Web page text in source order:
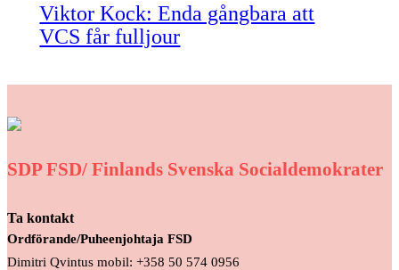
Viktor Kock: Enda gångbara att
VCS får fulljour
SDP FSD/ Finlands Svenska Socialdemokrater
Ta kontakt
Ordförande/Puheenjohtaja FSD
Dimitri Qvintus mobil: +358 50 574 0956